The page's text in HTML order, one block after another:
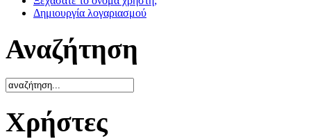
Δημιουργία λογαριασμού
Αναζήτηση
Χρήστες